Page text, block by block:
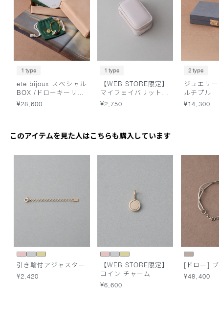
1 type
ete bijoux スペシャル
BOX /ドローキーリン
グ
¥28,600
1 type
【WEB STORE限定】
マイフェイバリットポ
ーチ
¥2,750
2 type
ジュエリ
ルチプル
¥14,300
このアイテムを見た人はこちらも購入しています
引き輪付アジャスター
¥2,420
【WEB STORE限定】
コイン チャーム
¥6,600
[ドロー]
¥48,400